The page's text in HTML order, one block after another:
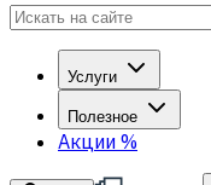
Услуги
Полезное
Акции %